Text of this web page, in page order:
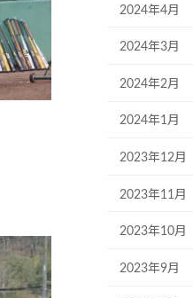
2024年4月
2024年3月
2024年2月
2024年1月
2023年12月
2023年11月
2023年10月
2023年9月